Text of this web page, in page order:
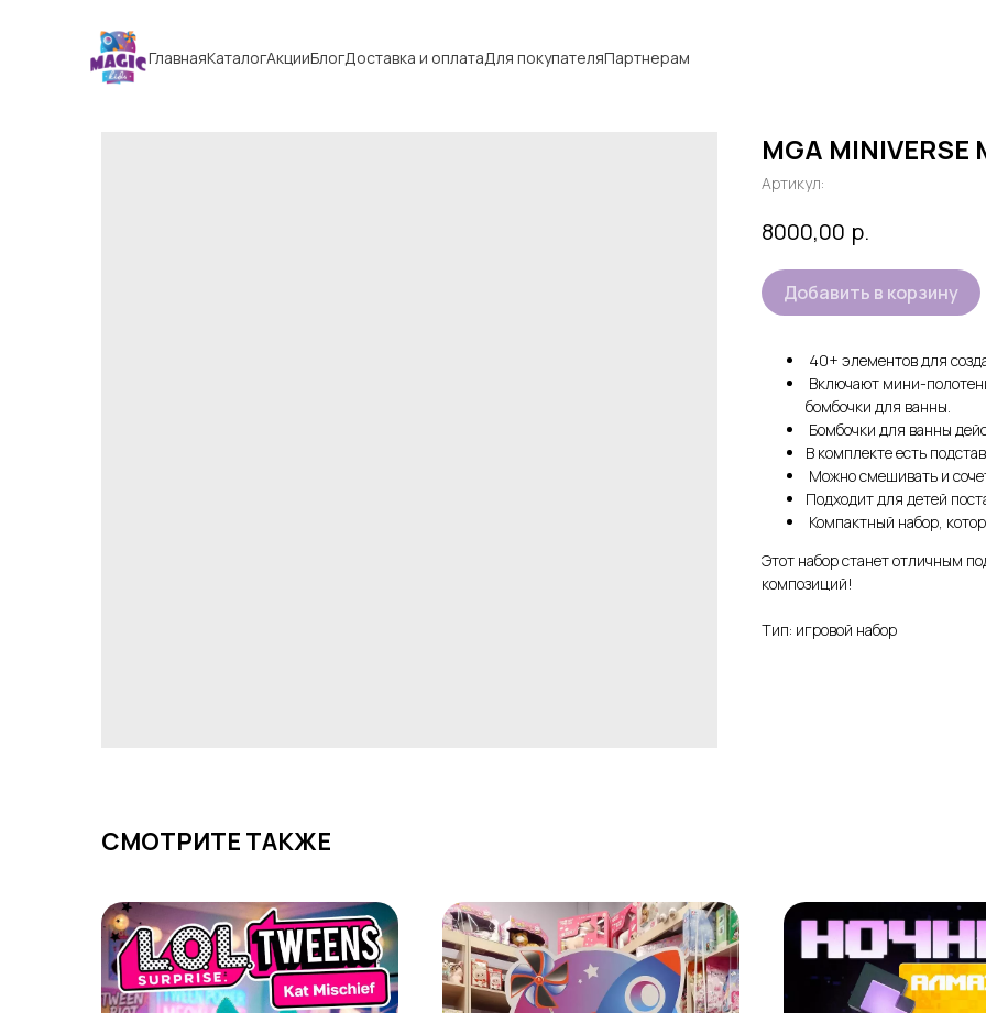
ГлавнаяКаталогАкцииБлогДоставка и оплатаДля покупателяПартнерам
MGA MINIVERSE
Артикул:
8000,00 р.
Добавить в корзину
40+ элементов для
Включают мини-
бомбочки для ванны.
Бомбочки для ванны
В комплекте есть
Можно смешивать и
Подходит для детей
Компактный набор,
Этот набор станет отличным
композиций!
Тип: игровой набор
СМОТРИТЕ ТАКЖЕ